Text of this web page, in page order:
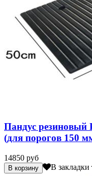
Пандус
(для порогов 150
14850 руб
В закладки